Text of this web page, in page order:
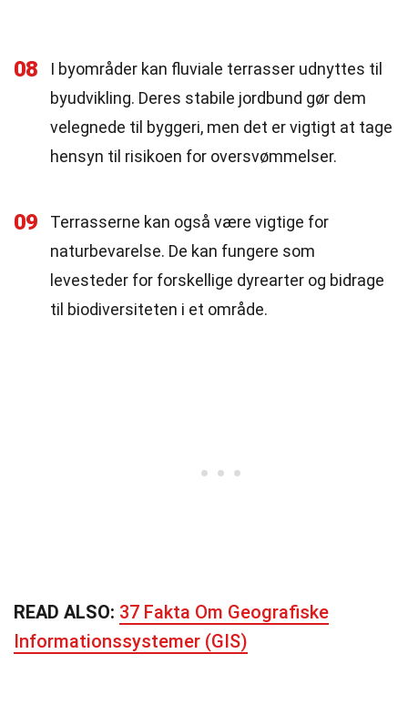
08
I byområder kan fluviale terrasser udnyttes til
byudvikling. Deres stabile jordbund gør dem
velegnede til byggeri, men det er vigtigt at tage
hensyn til risikoen for oversvømmelser.
09
Terrasserne kan også være vigtige for
naturbevarelse. De kan fungere som
levesteder for forskellige dyrearter og bidrage
til biodiversiteten i et område.
READ ALSO: 37 Fakta Om Geografiske
Informationssystemer (GIS)